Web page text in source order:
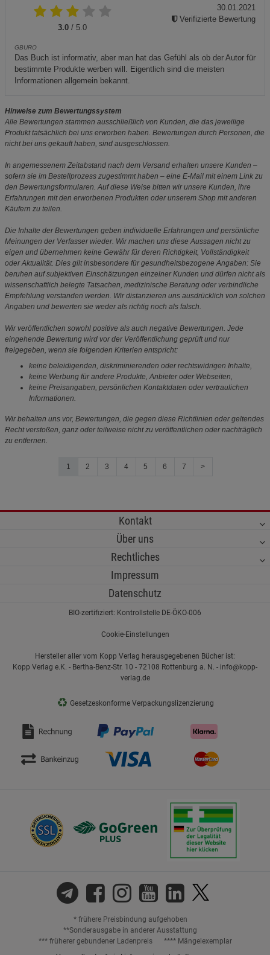
3.0 / 5.0
GBURO
Das Buch ist informativ, aber man hat das Gefühl als ob der Autor für
bestimmte Produkte werben will. Eigentlich sind die meisten
Informationen allgemein bekannt.
30.01.2021
Verifizierte Bewertung
Hinweise zum Bewertungssystem
Alle Bewertungen stammen ausschließlich von Kunden, die das jeweilige
Produkt tatsächlich bei uns erworben haben. Bewertungen durch Personen, die
nicht bei uns gekauft haben, sind ausgeschlossen.
In angemessenem Zeitabstand nach dem Versand erhalten unsere Kunden –
sofern sie im Bestellprozess zugestimmt haben – eine E-Mail mit einem Link zu
den Bewertungsformularen. Auf diese Weise bitten wir unsere Kunden, ihre
Erfahrungen mit den erworbenen Produkten oder unserem Shop mit anderen
Käufern zu teilen.
Die Inhalte der Bewertungen geben individuelle Erfahrungen und persönliche
Meinungen der Verfasser wieder. Wir machen uns diese Aussagen nicht zu
eigen und übernehmen keine Gewähr für deren Richtigkeit, Vollständigkeit
oder Aktualität. Dies gilt insbesondere für gesundheitsbezogene Angaben: Sie
beruhen auf subjektiven Einschätzungen einzelner Kunden und dürfen nicht als
wissenschaftlich belegte Tatsachen, medizinische Beratung oder verbindliche
Empfehlung verstanden werden. Wir distanzieren uns ausdrücklich von solchen
Angaben und bewerten sie weder als richtig noch als falsch.
Wir veröffentlichen sowohl positive als auch negative Bewertungen. Jede
eingehende Bewertung wird vor der Veröffentlichung geprüft und nur
freigegeben, wenn sie folgenden Kriterien entspricht:
keine beleidigenden, diskriminierenden oder rechtswidrigen Inhalte,
keine Werbung für andere Produkte, Anbieter oder Webseiten,
keine Preisangaben, persönlichen Kontaktdaten oder vertraulichen
Informationen.
Wir behalten uns vor, Bewertungen, die gegen diese Richtlinien oder geltendes
Recht verstoßen, ganz oder teilweise nicht zu veröffentlichen oder nachträglich
zu entfernen.
1 2 3 4 5 6 7 >
Kontakt
Über uns
Rechtliches
Impressum
Datenschutz
BIO-zertifiziert: Kontrollstelle DE-ÖKO-006
Cookie-Einstellungen
Hersteller aller vom Kopp Verlag herausgegebenen Bücher ist:
Kopp Verlag e.K. - Bertha-Benz-Str. 10 - 72108 Rottenburg a. N. - info@kopp-
verlag.de
♻ Gesetzeskonforme Verpackungslizenzierung
* frühere Preisbindung aufgehoben
**Sonderausgabe in anderer Ausstattung
*** früherer gebundener Ladenpreis
**** Mängelexemplar